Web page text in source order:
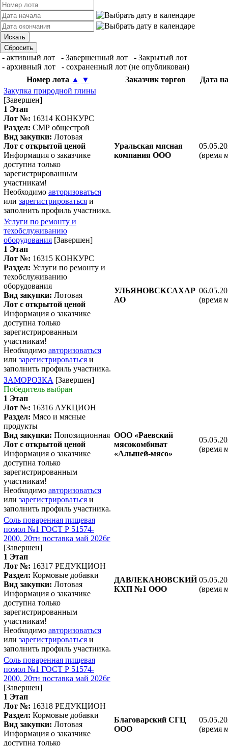
- активный лот - Завершенный лот
- Закрытый лот
- архивный лот
- сохраненный лот (не опубликован)
Номер лота ▲ ▼ Заказчик торгов
Дата
Закупка природной глины
[Завершен]
1 Этап
Лот №: 16314 КОНКУРС
Раздел: СМР общестрой
Вид закупки: Лотовая
Лот с открытой ценой
Информация о заказчике
доступна только
зарегистрированным
участникам!
Необходимо авторизоваться
или зарегистрироваться и
заполнить профиль участника.
Уральская мясная
компания ООО
(время
Услуги по ремонту и
техобслуживанию
оборудования [Завершен]
1 Этап
Лот №: 16315 КОНКУРС
Раздел: Услуги по ремонту и
техобслуживанию
оборудования
Вид закупки: Лотовая
Лот с открытой ценой
Информация о заказчике
доступна только
зарегистрированным
участникам!
Необходимо авторизоваться
или зарегистрироваться и
заполнить профиль участника.
УЛЬЯНОВСКСАХАР
АО
(время
ЗАМОРОЗКА [Завершен]
Победитель выбран
1 Этап
Лот №: 16316 АУКЦИОН
Раздел: Мясо и мясные
продукты
Вид закупки: Попозиционная
Лот с открытой ценой
Информация о заказчике
доступна только
зарегистрированным
участникам!
Необходимо авторизоваться
или зарегистрироваться и
заполнить профиль участника.
ООО «Раевский
мясокомбинат
«Альшей-мясо»
(время
Соль поваренная пищевая
помол №1 ГОСТ Р 51574-
2000, 20тн поставка май 2026г
[Завершен]
1 Этап
Лот №: 16317 РЕДУКЦИОН
Раздел: Кормовые добавки
Вид закупки: Лотовая
Информация о заказчике
доступна только
зарегистрированным
участникам!
Необходимо авторизоваться
или зарегистрироваться и
заполнить профиль участника.
ДАВЛЕКАНОВСКИЙ
КХП №1 ООО
(время
Соль поваренная пищевая
помол №1 ГОСТ Р 51574-
2000, 20тн поставка май 2026г
[Завершен]
1 Этап
Лот №: 16318 РЕДУКЦИОН
Раздел: Кормовые добавки
Вид закупки: Лотовая
Информация о заказчике
доступна только
Благоварский СГЦ
ООО
(время